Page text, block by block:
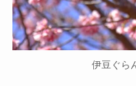
伊豆ぐら